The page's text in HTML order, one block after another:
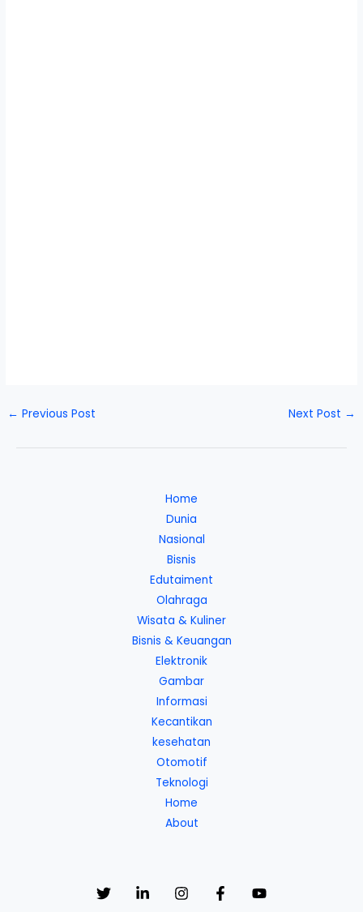
← Previous Post Next Post →
Home
Dunia
Nasional
Bisnis
Edutaiment
Olahraga
Wisata & Kuliner
Bisnis & Keuangan
Elektronik
Gambar
Informasi
Kecantikan
kesehatan
Otomotif
Teknologi
Home
About